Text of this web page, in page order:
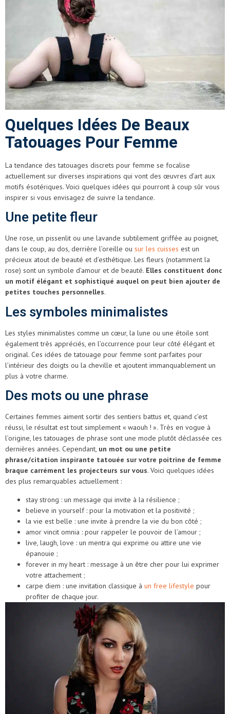
Quelques Idées De Beaux
Tatouages Pour Femme
La tendance des tatouages discrets pour femme se focalise
actuellement sur diverses inspirations qui vont des œuvres d’art aux
motifs ésotériques. Voici quelques idées qui pourront à coup sûr vous
inspirer si vous envisagez de suivre la tendance.
Une petite fleur
Une rose, un pissenlit ou une lavande subtilement griffée au poignet,
dans le coup, au dos, derrière l’oreille ou sur les cuisses est un
précieux atout de beauté et d’esthétique. Les fleurs (notamment la
rose) sont un symbole d’amour et de beauté. Elles constituent donc
un motif élégant et sophistiqué auquel on peut bien ajouter de
petites touches personnelles.
Les symboles minimalistes
Les styles minimalistes comme un cœur, la lune ou une étoile sont
également très appréciés, en l’occurrence pour leur côté élégant et
original. Ces idées de tatouage pour femme sont parfaites pour
l’intérieur des doigts ou la cheville et ajoutent immanquablement un
plus à votre charme.
Des mots ou une phrase
Certaines femmes aiment sortir des sentiers battus et, quand c’est
réussi, le résultat est tout simplement « waouh ! ». Très en vogue à
l’origine, les tatouages de phrase sont une mode plutôt déclassée ces
dernières années. Cependant, un mot ou une petite
phrase/citation inspirante tatouée sur votre poitrine de femme
braque carrément les projecteurs sur vous. Voici quelques idées
des plus remarquables actuellement :
stay strong : un message qui invite à la résilience ;
believe in yourself : pour la motivation et la positivité ;
la vie est belle : une invite à prendre la vie du bon côté ;
amor vincit omnia : pour rappeler le pouvoir de l’amour ;
live, laugh, love : un mentra qui exprime ou attire une vie
épanouie ;
forever in my heart : message à un être cher pour lui exprimer
votre attachement ;
carpe diem : une invitation classique à un free lifestyle pour
profiter de chaque jour.